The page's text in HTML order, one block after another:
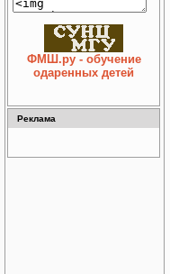
ФМШ.ру - обучение
одаренных детей
Реклама